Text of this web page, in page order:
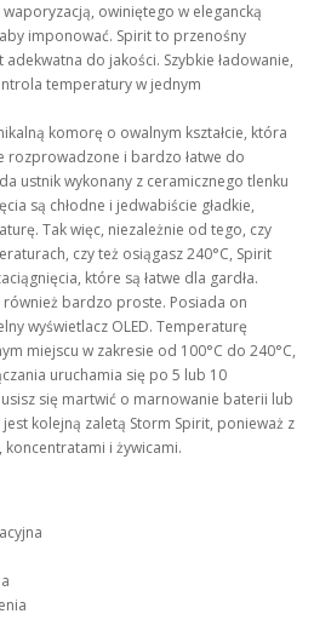
owiniętego w elegancką
imponować. Spirit to przenośny
do jakości. Szybkie ładowanie,
temperatury w jednym
komorę o owalnym kształcie, która
rozprowadzone i bardzo łatwe do
ustnik wykonany z ceramicznego tlenku
są chłodne i jedwabiście gładkie,
Tak więc, niezależnie od tego, czy
czy też osiągasz 240°C, Spirit
które są łatwe dla gardła.
również bardzo proste. Posiada on
wyświetlacz OLED. Temperaturę
miejscu w zakresie od 100°C do 240°C,
uruchamia się po 5 lub 10
się martwić o marnowanie baterii lub
kolejną zaletą Storm Spirit, ponieważ z
koncentratami i żywicami.